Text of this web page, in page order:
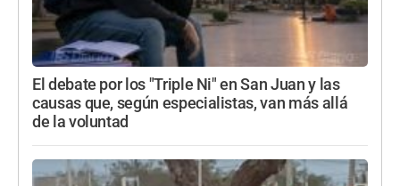
El debate por los "Triple Ni" en San Juan y las
causas que, según especialistas, van más allá
de la voluntad